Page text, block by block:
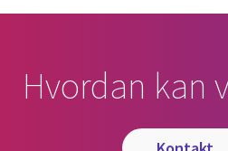
Hvordan kan